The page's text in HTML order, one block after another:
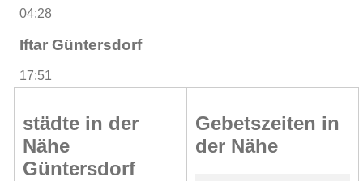
04:28
Iftar Güntersdorf
17:51
städte in der
Nähe
Güntersdorf
Gebetszeiten in
der Nähe